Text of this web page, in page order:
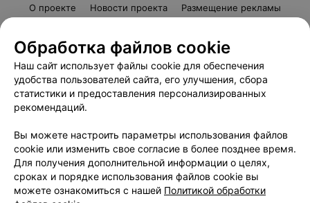
О проекте Новости проекта
Размещение рекламы
Пользовательское соглашение
Способы оплаты
Вакансии
Партнеры
Написать руководителю 103.by
Обработка персональных данных
Обработка файлов cookie
Наш сайт использует файлы cookie для обеспечения
удобства пользователей сайта, его улучшения, сбора
статистики и предоставления персонализированных
рекомендаций.
Вы можете настроить параметры использования файлов
cookie или изменить свое согласие в более позднее время.
Для получения дополнительной информации о целях,
сроках и порядке использования файлов cookie вы
можете ознакомиться с нашей Политикой обработки